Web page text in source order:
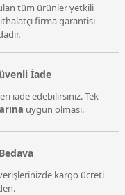
tüm ürünler yetkili
firma garantisi
İade
iade edebilirsiniz. Tek
uygun olması.
kargo ücreti